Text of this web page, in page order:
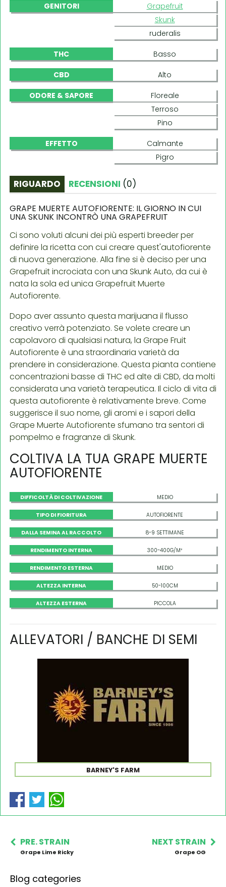
GENITORI
Grapefruit
Skunk
ruderalis
THC Basso
CBD Alto
ODORE & SAPORE
Floreale
Terroso
Pino
EFFETTO
Calmante
Pigro
RIGUARDO RECENSIONI (0)
GRAPE MUERTE AUTOFIORENTE: IL GIORNO IN CUI
UNA SKUNK INCONTRÒ UNA GRAPEFRUIT
Ci sono voluti alcuni dei più esperti breeder per
definire la ricetta con cui creare quest'autofiorente
di nuova generazione. Alla fine si è deciso per una
Grapefruit incrociata con una Skunk Auto, da cui è
nata la sola ed unica Grapefruit Muerte
Autofiorente.
Dopo aver assunto questa marijuana il flusso
creativo verrà potenziato. Se volete creare un
capolavoro di qualsiasi natura, la Grape Fruit
Autofiorente è una straordinaria varietà da
prendere in considerazione. Questa pianta contiene
concentrazioni basse di THC ed alte di CBD, da molti
considerata una varietà terapeutica. Il ciclo di vita di
questa autofiorente è relativamente breve. Come
suggerisce il suo nome, gli aromi e i sapori della
Grape Muerte Autofiorente sfumano tra sentori di
pompelmo e fragranze di Skunk.
COLTIVA LA TUA GRAPE MUERTE
AUTOFIORENTE
DIFFICOLTÀ DI COLTIVAZIONE MEDIO
TIPO DI FIORITURA AUTOFIORENTE
DALLA SEMINA AL RACCOLTO 8-9 SETTIMANE
RENDIMENTO INTERNA 300-400G/M²
RENDIMENTO ESTERNA MEDIO
ALTEZZA INTERNA 50-100CM
ALTEZZA ESTERNA PICCOLA
ALLEVATORI / BANCHE DI SEMI
BARNEY'S FARM
PRE. STRAIN
Grape Lime Ricky
NEXT STRAIN
Grape OG
Blog categories